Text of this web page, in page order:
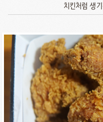
치킨처럼 생